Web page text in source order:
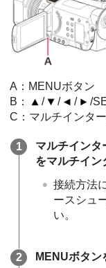
A：MENUボタン
B：
/ / /
/
C：マルチインタ
マルチインタ
をマルチイン
接続方法
ースシュ
い。
MENUボタン